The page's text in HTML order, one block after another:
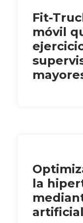
Fit-
móvil
la
artificial